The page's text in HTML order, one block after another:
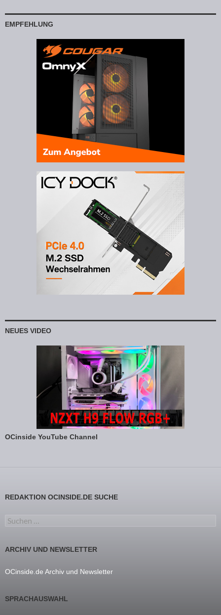
EMPFEHLUNG
NEUES VIDEO
OCinside YouTube Channel
REDAKTION OCINSIDE.DE SUCHE
Suchen nach:
ARCHIV UND NEWSLETTER
OCinside.de Archiv und Newsletter
SPRACHAUSWAHL